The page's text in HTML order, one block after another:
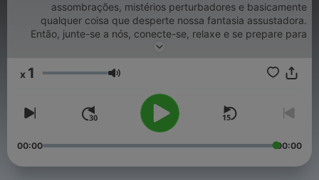
assombrações, mistérios perturbadores e basicamente
qualquer coisa que desperte nossa fantasia assustadora.
Então, junte-se a nós, conecte-se, relaxe e se prepare para
עוצמת שמע 1
00:00
00:00